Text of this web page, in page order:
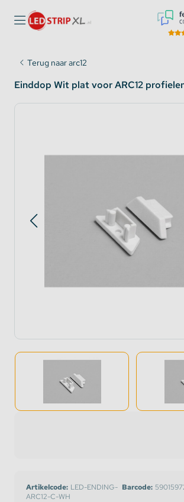
Terug naar arc12
Einddop Wit plat voor ARC12
Artikelcode: LED-ENDING-
ARC12-C-WH
Barcode: